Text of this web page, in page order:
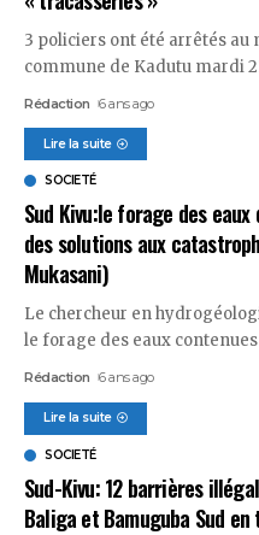
3 policiers ont été arrêtés
commune de Kadutu mardi
Rédaction 6 ans ago
Lire la suite
SOCIETÉ
Sud Kivu:le forage des
des solutions aux
Mukasani)
Le chercheur en
le forage des eaux
Rédaction 6 ans ago
Lire la suite
SOCIETÉ
Sud-Kivu: 12 barrières
Baliga et Bamuguba Sud